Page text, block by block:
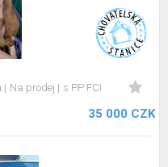
Na prodej s PP FCI
35 000 CZK